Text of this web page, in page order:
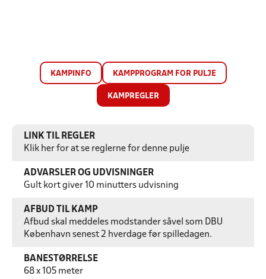
KAMPINFO KAMPPROGRAM FOR PULJE
KAMPREGLER
LINK TIL REGLER
Klik her for at se reglerne for denne pulje
ADVARSLER OG UDVISNINGER
Gult kort giver 10 minutters udvisning
AFBUD TIL KAMP
Afbud skal meddeles modstander såvel som DBU
København senest 2 hverdage før spilledagen.
BANESTØRRELSE
68 x 105 meter